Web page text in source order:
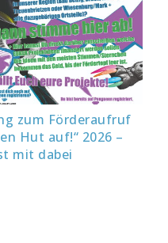
zum Förderaufruf
Hut auf!“ 2026 –
mit dabei